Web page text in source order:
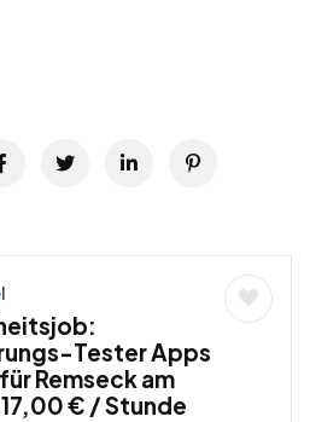
Tester Apps
Remseck am
€ / Stunde